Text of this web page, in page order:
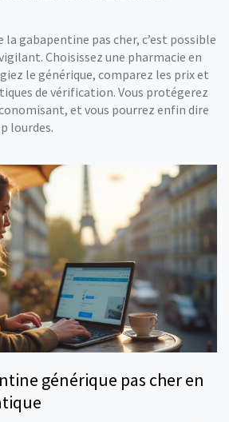
la gabapentine pas cher, c’est possible
Choisissez une pharmacie en
le générique, comparez les prix et
de vérification. Vous protégerez
et vous pourrez enfin dire
lourdes.
générique pas cher en